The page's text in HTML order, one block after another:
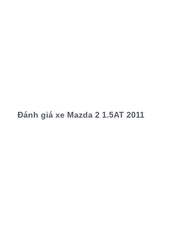
Đánh giá xe Mazda 2 1.5AT 2011